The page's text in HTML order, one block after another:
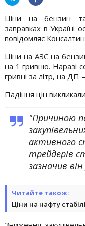
Ціни на бензин
заправках в Україні
повідомляє
Ціни на АЗС на
на 1 гривню. Наразі
гривні за літр, на ДП
Падіння цін
"Причиною
активного
трейдерів
зазначив
Читайте також:
Ціни на нафту